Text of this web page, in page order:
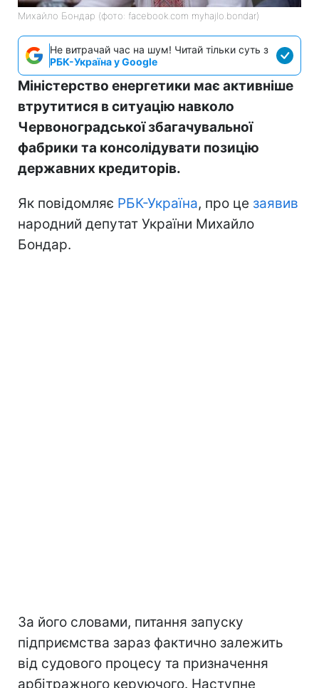
Михайло Бондар (фото: facebook.com myhajlo.bondar)
Не витрачай час на шум! Читай тільки суть з
РБК-Україна у Google
Міністерство енергетики має активніше
втрутитися в ситуацію навколо
Червоноградської збагачувальної
фабрики та консолідувати позицію
державних кредиторів.
Як повідомляє РБК-Україна, про це заявив
народний депутат України Михайло
Бондар.
За його словами, питання запуску
підприємства зараз фактично залежить
від судового процесу та призначення
арбітражного керуючого. Наступне